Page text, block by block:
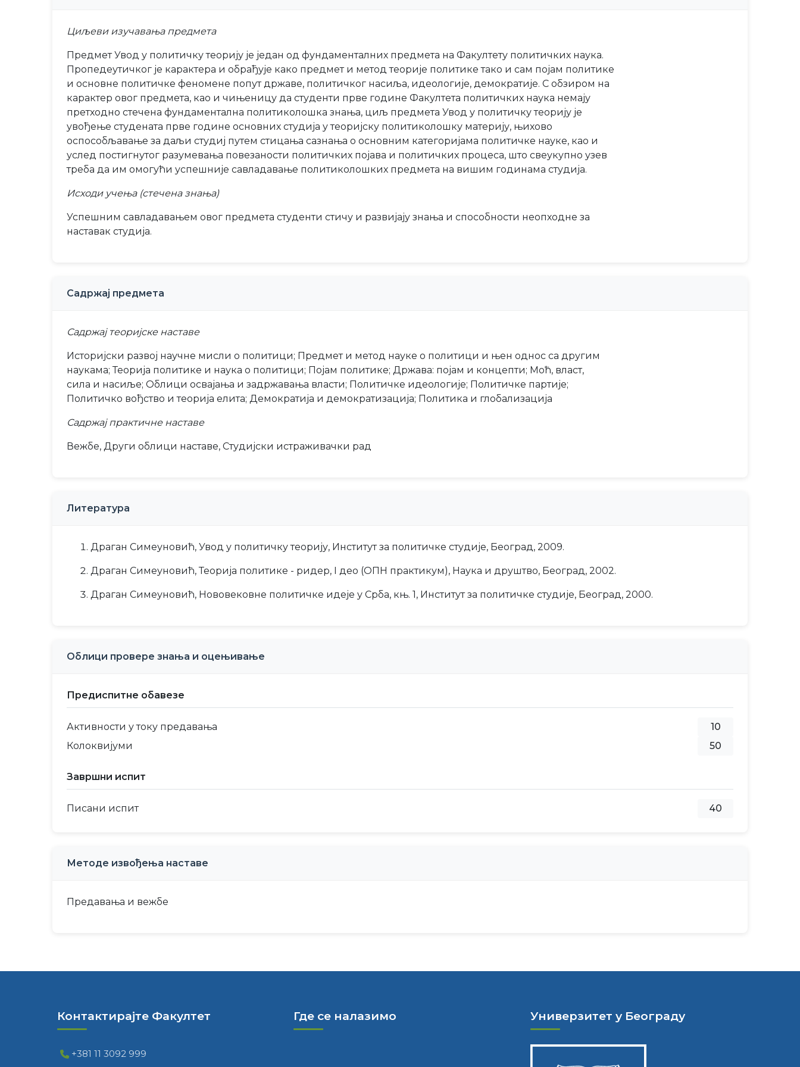
Циљеви изучавања предмета
Предмет Увод у политичку теорију је један од фундаменталних предмета на Факултету политичких наука.
Пропедеутичког је карактера и обрађује како предмет и метод теорије политике тако и сам појам политике
и основне политичке феномене попут државе, политичког насиља, идеологије, демократије. С обзиром на
карактер овог предмета, као и чињеницу да студенти прве године Факултета политичких наука немају
претходно стечена фундаментална политиколошка знања, циљ предмета Увод у политичку теорију је
увођење студената прве године основних студија у теоријску политиколошку материју, њихово
оспособљавање за даљи студиј путем стицања сазнања о основним категоријама политичке науке, као и
услед постигнутог разумевања повезаности политичких појава и политичких процеса, што свеукупно узев
треба да им омогући успешније савладавање политиколошких предмета на вишим годинама студија.
Исходи учења (стечена знања)
Успешним савладавањем овог предмета студенти стичу и развијају знања и способности неопходне за
наставак студија.
Садржај предмета
Садржај теоријске наставе
Историјски развој научне мисли о политици; Предмет и метод науке о политици и њен однос са другим
наукама; Теорија политике и наука о политици; Појам политике; Држава: појам и концепти; Моћ, власт,
сила и насиље; Облици освајања и задржавања власти; Политичке идеологије; Политичке партије;
Политичко вођство и теорија елита; Демократија и демократизација; Политика и глобализација
Садржај практичне наставе
Вежбе, Други облици наставе, Студијски истраживачки рад
Литература
Драган Симеуновић, Увод у политичку теорију, Институт за политичке студије, Београд, 2009.
Драган Симеуновић, Теорија политике - ридер, I део (ОПН практикум), Наука и друштво, Београд, 2002.
Драган Симеуновић, Нововековне политичке идеје у Срба, књ. 1, Институт за политичке студије, Београд, 2000.
Облици провере знања и оцењивање
Предиспитне обавезе
Активности у току предавања
10
Колоквијуми
50
Завршни испит
Писани испит 40
Методе извођења наставе
Предавања и вежбе
Контактирајте Факултет
+381 11 3092 999
Где се налазимо Универзитет у Београду